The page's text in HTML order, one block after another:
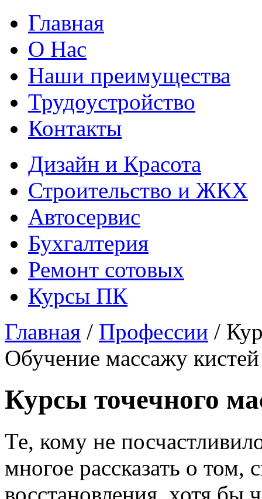
Главная
О Нас
Наши преимущества
Трудоустройство
Контакты
Дизайн и Красота
Строительство и ЖКХ
Автосервис
Бухгалтерия
Ремонт сотовых
Курсы ПК
Главная / Профессии /
Обучение массажу
Курсы точечного
Те, кому не
многое рассказать о том,
восстановления, хотя бы